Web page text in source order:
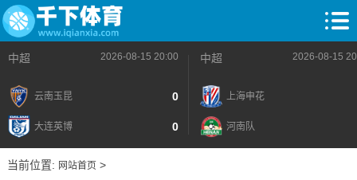
中超 2026-08-15 20:00
云南玉昆 0
大连英博 0
中超 2026-08-15
上海申花
河南队
当前位置: 网站首页>